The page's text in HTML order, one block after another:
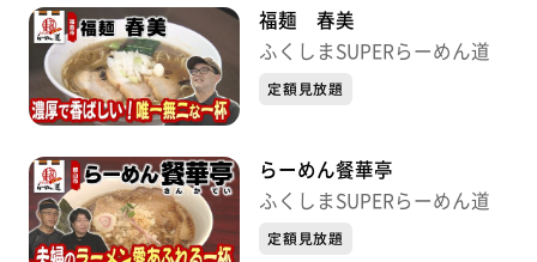
福麺 春美
ふくしまSUPERらーめん道
定額見放題
らーめん餐華亭
ふくしまSUPERらーめん道
定額見放題